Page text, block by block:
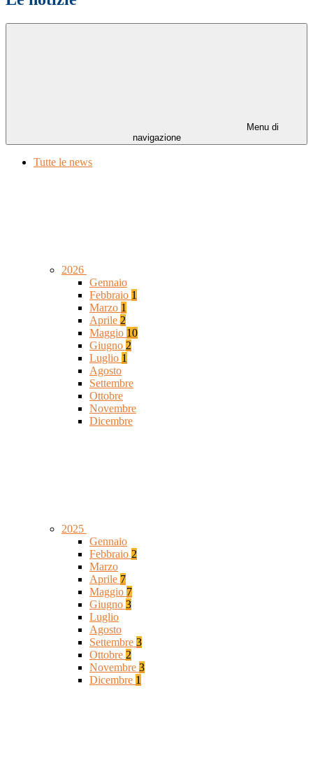
Menu di
navigazione
Tutte le news
2026
Gennaio
Febbraio 1
Marzo 1
Aprile 2
Maggio 10
Giugno 2
Luglio 1
Agosto
Settembre
Ottobre
Novembre
Dicembre
2025
Gennaio
Febbraio 2
Marzo
Aprile 7
Maggio 7
Giugno 3
Luglio
Agosto
Settembre 3
Ottobre 2
Novembre 3
Dicembre 1